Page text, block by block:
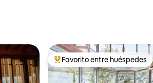
destacados Favorito entre los
Favorito entre huéspedes